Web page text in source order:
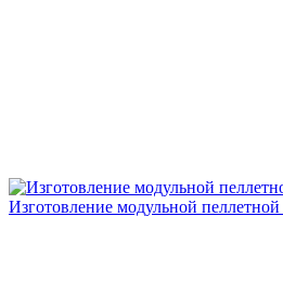
Изготовление модульной